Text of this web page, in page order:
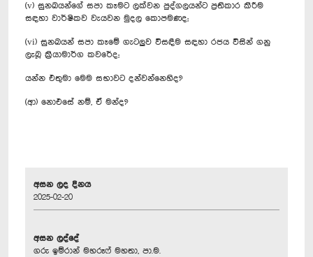
(v) සුනඛයන්ගේ සපා කෑමට ලක්වන පුද්ගලයන්ට ‍ප්‍රතිකාර කිරීම
සඳහා වාර්ෂිකව වැයවන මුදල කොපමණද;
(vi) සුනඛයන් සපා කෑමේ ගැටලුව විසඳීම සඳහා රජය විසින් ගනු
ලැබූ ක්‍රියාමාර්ග කවරේද;
යන්න එතුමා මෙම සභාවට දන්වන්නෙහිද?
(ආ) නොඑසේ නම්, ඒ මන්ද?
අසන ලද දිනය
2025-02-20
අසන ලද්දේ
ගරු ඉම්රාන් මහරූෆ් මහතා, පා.ම.